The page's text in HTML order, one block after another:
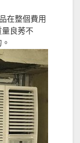
在整個費用
良莠不